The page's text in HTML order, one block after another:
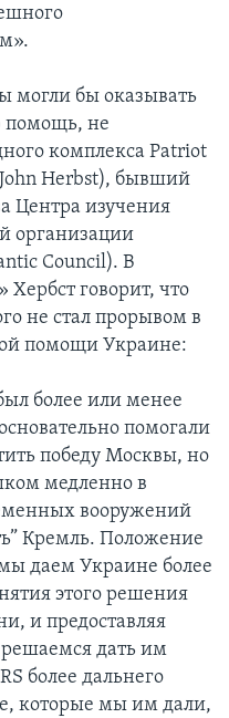
могли бы оказывать
помощь, не
комплекса Patriot
Herbst), бывший
Центра изучения
организации
Council). В
говорит, что
не стал прорывом в
помощи Украине:
более или менее
помогали
победу Москвы, но
медленно в
вооружений
Кремль. Положение
даем Украине более
этого решения
и предоставляя
дать им
более дальнего
которые мы им дали,